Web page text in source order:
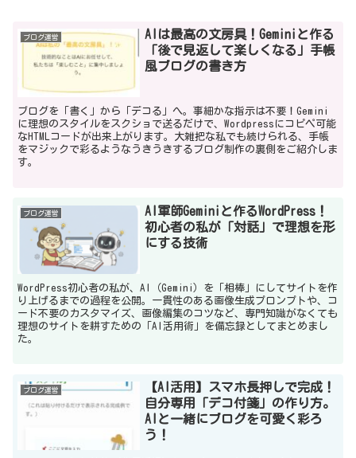
ブログ運営
AIは最高の文房具！Geminiと作る
「後で見返して楽しくなる」手帳
風ブログの書き方
ブログを「書く」から「デコる」へ。事細かな指示は不要！Gemini
に理想のスタイルをスクショで送るだけで、Wordpressにコピペ可能
なHTMLコードが出来上がります。大雑把な私でも続けられる、手帳
をマジックで彩るようなうきうきするブログ制作の裏側をご紹介しま
す。
ブログ運営
AI軍師Geminiと作るWordPress！
初心者の私が「対話」で理想を形
にする技術
WordPress初心者の私が、AI（Gemini）を「相棒」にしてサイトを作
り上げるまでの過程を公開。一貫性のある画像生成プロンプトや、コ
ード不要のカスタマイズ、画像編集のコツなど、専門知識がなくても
理想のサイトを耕すための「AI活用術」を備忘録としてまとめまし
た。
ブログ運営
【AI活用】スマホ長押しで完成！
自分専用「デコ付箋」の作り方。
AIと一緒にブログを可愛く彩ろ
う！